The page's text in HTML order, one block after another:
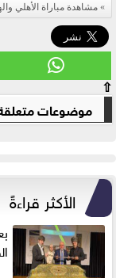
مشاهدة مباراة الأهلي
⇧
موضوعات
الأكثر قراءةً